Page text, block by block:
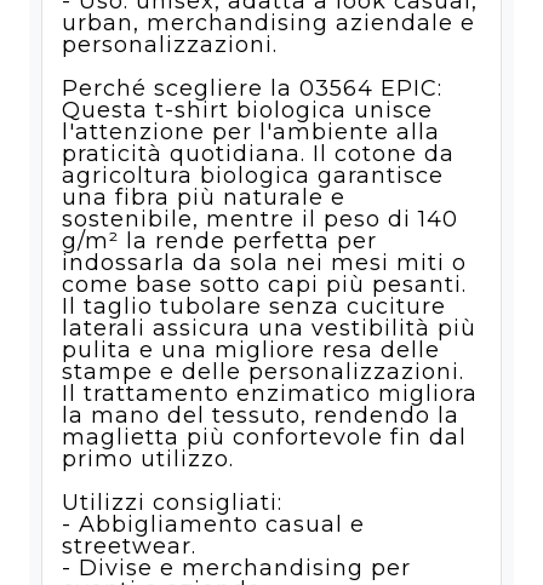
urban, merchandising aziendale e
personalizzazioni.
Perché scegliere la 03564 EPIC:
Questa t-shirt biologica unisce
l'attenzione per l'ambiente alla
praticità quotidiana. Il cotone da
agricoltura biologica garantisce
una fibra più naturale e
sostenibile, mentre il peso di 140
g/m² la rende perfetta per
indossarla da sola nei mesi miti o
come base sotto capi più pesanti.
Il taglio tubolare senza cuciture
laterali assicura una vestibilità più
pulita e una migliore resa delle
stampe e delle personalizzazioni.
Il trattamento enzimatico migliora
la mano del tessuto, rendendo la
maglietta più confortevole fin dal
primo utilizzo.
Utilizzi consigliati:
- Abbigliamento casual e
streetwear.
- Divise e merchandising per